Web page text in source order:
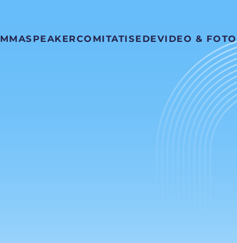
SPEAKERCOMITATISEDEVIDEO & FOTO